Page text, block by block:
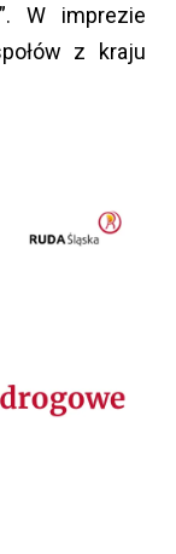
W imprezie
z kraju